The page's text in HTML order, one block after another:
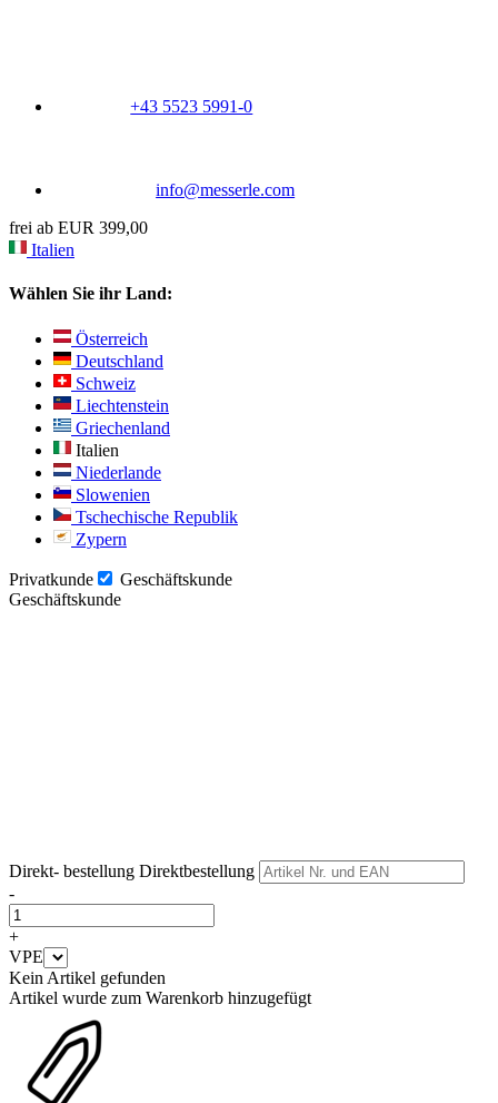
+43 5523 5991-0
info@messerle.com
frei ab EUR 399,00
Italien
Wählen Sie ihr Land:
Österreich
Deutschland
Schweiz
Liechtenstein
Griechenland
Italien
Niederlande
Slowenien
Tschechische Republik
Zypern
Privatkunde
Geschäftskunde
Geschäftskunde
Direkt- bestellung Direktbestellung
-
+
VPE
Kein Artikel gefunden
Artikel wurde zum Warenkorb hinzugefügt